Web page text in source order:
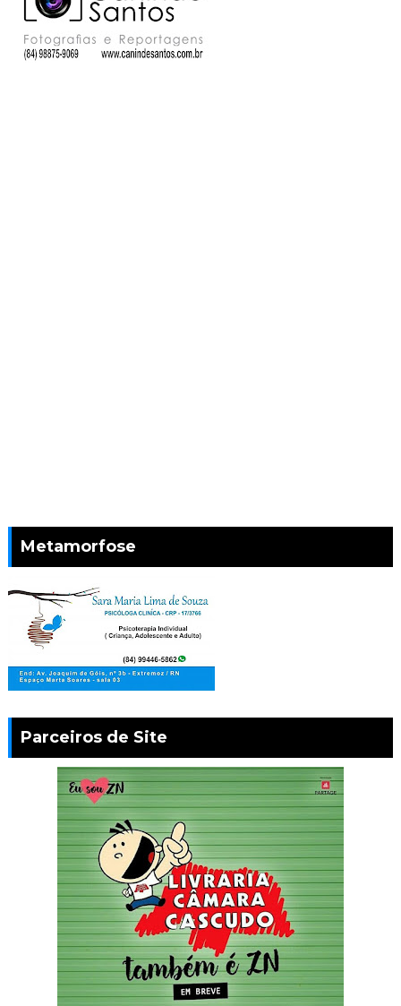
Metamorfose
Parceiros de Site